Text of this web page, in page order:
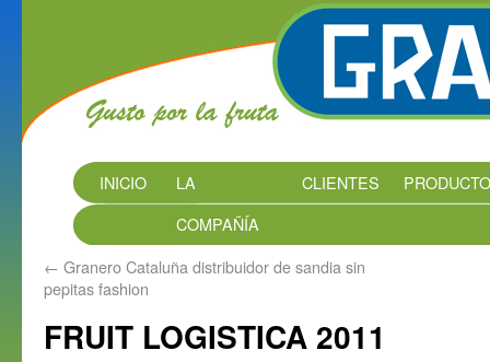
INICIO
LA
COMPAÑÍA
CLIENTES
← Granero Cataluña distribuidor de sandia sin
pepitas fashion
FRUIT LOGISTICA 2011